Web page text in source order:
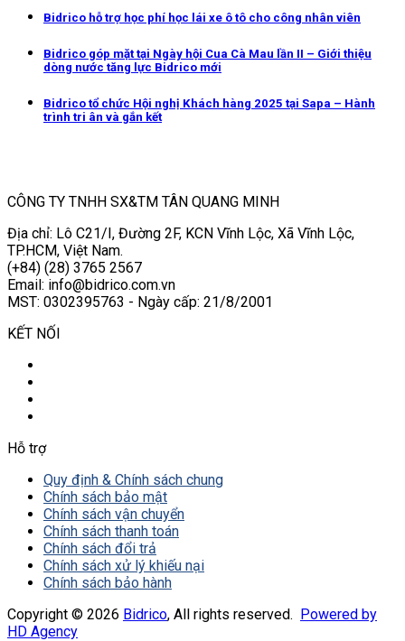
Bidrico hỗ trợ học phí học lái xe ô tô cho công nhân viên
Bidrico góp mặt tại Ngày hội Cua Cà Mau lần II – Giới thiệu
dòng nước tăng lực Bidrico mới
Bidrico tổ chức Hội nghị Khách hàng 2025 tại Sapa – Hành
trình tri ân và gắn kết
CÔNG TY TNHH SX&TM TÂN QUANG MINH
Địa chỉ: Lô C21/I, Đường 2F, KCN Vĩnh Lộc, Xã Vĩnh Lộc,
TP.HCM, Việt Nam.
(+84) (28) 3765 2567
Email: info@bidrico.com.vn
MST: 0302395763 - Ngày cấp: 21/8/2001
KẾT NỐI
Hỗ trợ
Quy định & Chính sách chung
Chính sách bảo mật
Chính sách vận chuyển
Chính sách thanh toán
Chính sách đổi trả
Chính sách xử lý khiếu nại
Chính sách bảo hành
Copyright © 2026 Bidrico, All rights reserved. Powered by
HD Agency